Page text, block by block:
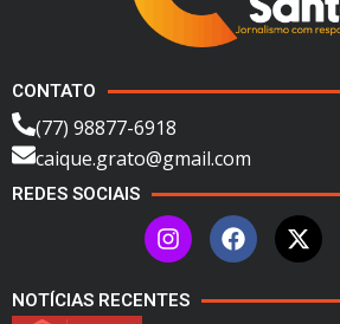
CONTATO
(77) 98877-6918
caique.grato@gmail.com
REDES SOCIAIS
NOTÍCIAS RECENTES